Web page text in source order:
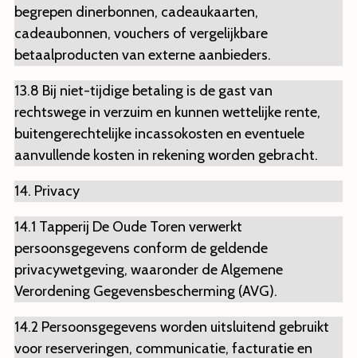
begrepen dinerbonnen, cadeaukaarten,
cadeaubonnen, vouchers of vergelijkbare
betaalproducten van externe aanbieders.
13.8 Bij niet-tijdige betaling is de gast van
rechtswege in verzuim en kunnen wettelijke rente,
buitengerechtelijke incassokosten en eventuele
aanvullende kosten in rekening worden gebracht.
14. Privacy
14.1 Tapperij De Oude Toren verwerkt
persoonsgegevens conform de geldende
privacywetgeving, waaronder de Algemene
Verordening Gegevensbescherming (AVG).
14.2 Persoonsgegevens worden uitsluitend gebruikt
voor reserveringen, communicatie, facturatie en